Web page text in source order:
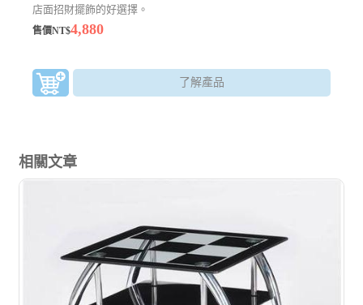
店面招財擺飾的好選擇。
售價NT$4,880
了解產品
相關文章